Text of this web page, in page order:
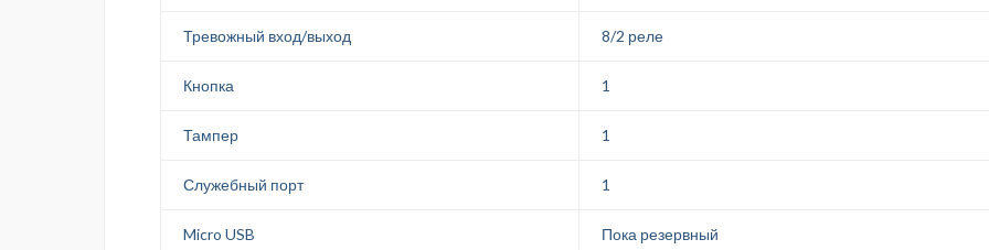
Тревожный вход/выход 8/2 реле
Кнопка 1
Тампер 1
Служебный порт 1
Micro USB Пока резервный